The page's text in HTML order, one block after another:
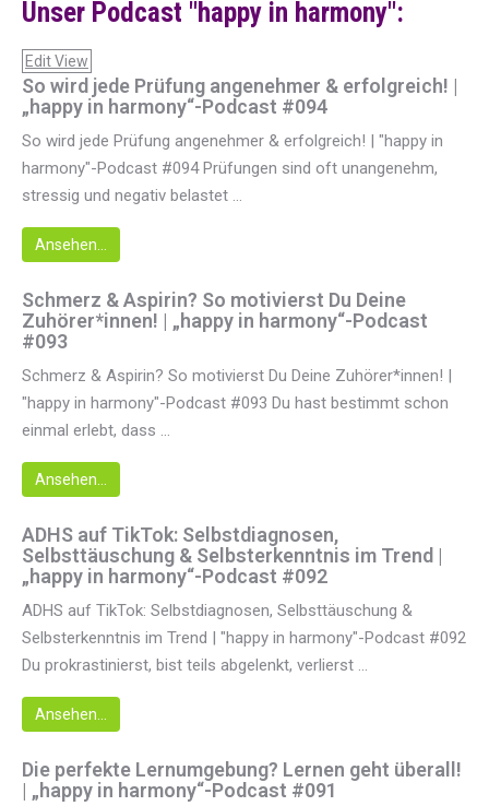
Unser Podcast "happy in harmony":
Edit View
So wird jede Prüfung angenehmer & erfolgreich! |
„happy in harmony“-Podcast #094
So wird jede Prüfung angenehmer & erfolgreich! | "happy in
harmony"-Podcast #094 Prüfungen sind oft unangenehm,
stressig und negativ belastet ...
Ansehen...
Schmerz & Aspirin? So motivierst Du Deine
Zuhörer*innen! | „happy in harmony“-Podcast
#093
Schmerz & Aspirin? So motivierst Du Deine Zuhörer*innen! |
"happy in harmony"-Podcast #093 Du hast bestimmt schon
einmal erlebt, dass ...
Ansehen...
ADHS auf TikTok: Selbstdiagnosen,
Selbsttäuschung & Selbsterkenntnis im Trend |
„happy in harmony“-Podcast #092
ADHS auf TikTok: Selbstdiagnosen, Selbsttäuschung &
Selbsterkenntnis im Trend | "happy in harmony"-Podcast #092
Du prokrastinierst, bist teils abgelenkt, verlierst ...
Ansehen...
Die perfekte Lernumgebung? Lernen geht überall!
| „happy in harmony“-Podcast #091